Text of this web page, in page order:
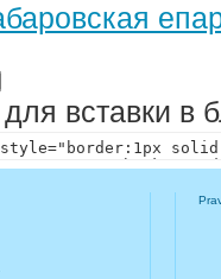
вставки в